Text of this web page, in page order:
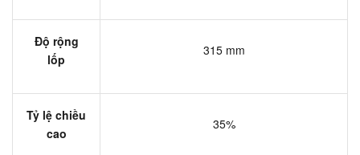
Độ rộng
lốp
315 mm
Tỷ lệ chiều
cao
35%